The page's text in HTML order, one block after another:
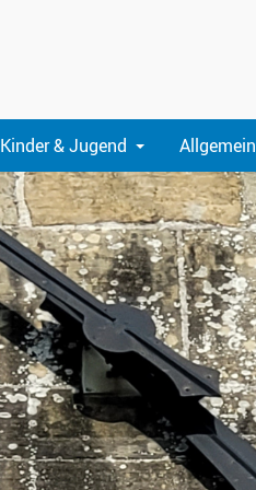
Kinder & Jugend Allgemein